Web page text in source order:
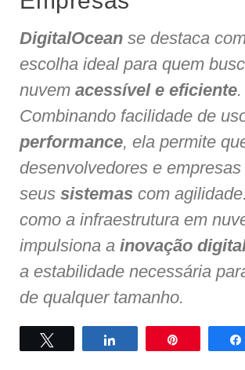
DigitalOcean se destaca
escolha ideal para quem
nuvem acessível e eficiente.
Combinando facilidade de
performance, ela permite
desenvolvedores e
seus sistemas com
como a infraestrutura em
impulsiona a inovação
a estabilidade necessária
de qualquer tamanho.
Compartilhar